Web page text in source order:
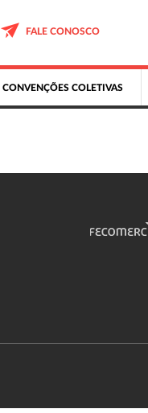
FALE CONOSCO
CONVENÇÕES COLETIVAS